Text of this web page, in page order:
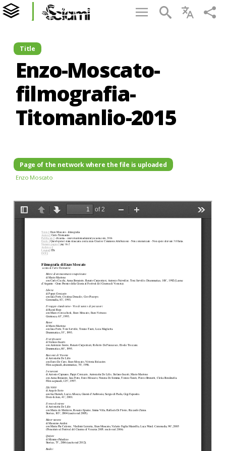
Title
Enzo-Moscato-
filmografia-
Titomanlio-2015
Page of the network where the file is uploaded
Enzo Moscato